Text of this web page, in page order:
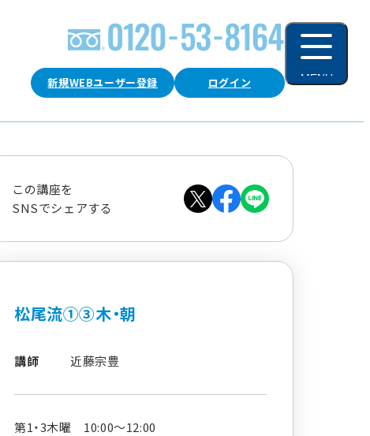
新規WEBユーザー登録 ログイン MENU
この講座を
SNSでシェアする
松尾流①③木・朝
講師 近藤宗豊
第1・3木曜 10:00～12:00